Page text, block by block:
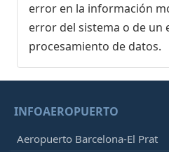
error en la información
error del sistema o de un
procesamiento de datos.
INFOAEROPUERTO
Aeropuerto Barcelona-El Prat